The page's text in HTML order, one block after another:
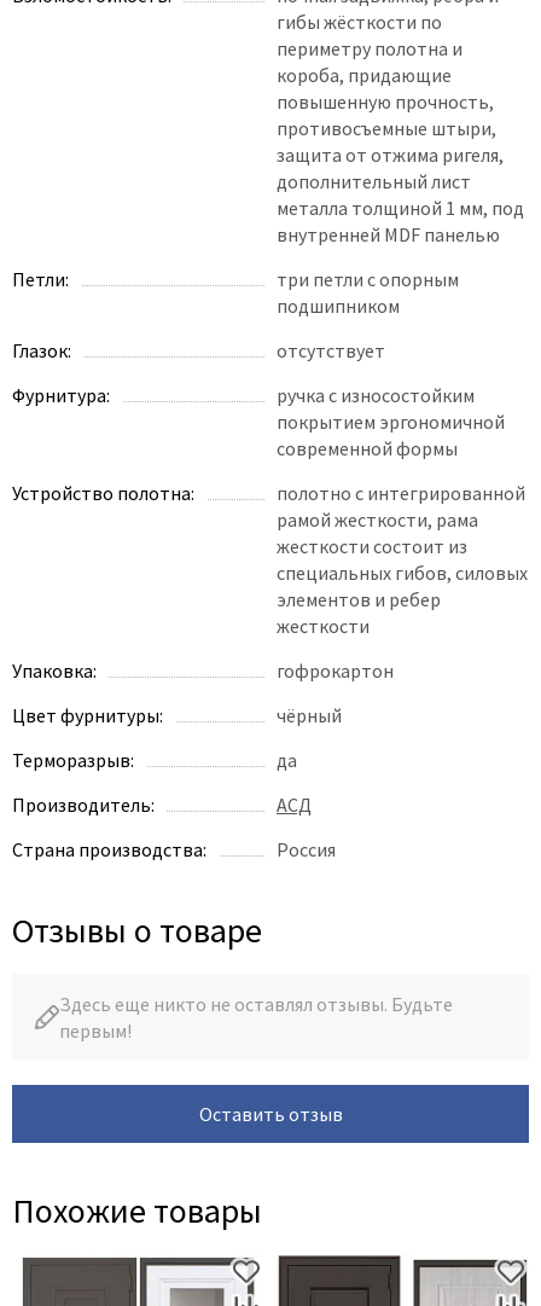
гибы жёсткости по
периметру полотна и
короба, придающие
повышенную прочность,
противосъемные штыри,
защита от отжима ригеля,
дополнительный лист
металла толщиной 1 мм, под
внутренней MDF панелью
Петли:
три петли с опорным
подшипником
Глазок:
отсутствует
Фурнитура:
ручка с износостойким
покрытием эргономичной
современной формы
Устройство полотна:
полотно с интегрированной
рамой жесткости, рама
жесткости состоит из
специальных гибов, силовых
элементов и ребер
жесткости
Упаковка:
гофрокартон
Цвет фурнитуры:
чёрный
Терморазрыв:
да
Производитель:
АСД
Страна производства:
Россия
Отзывы о товаре
Здесь еще никто не оставлял отзывы. Будьте
первым!
Оставить отзыв
Похожие товары